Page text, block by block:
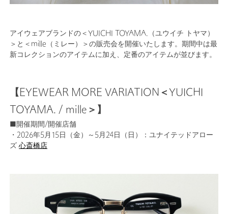
アイウェアブランドの＜YUICHI TOYAMA.（ユウイチ トヤマ）
＞と＜mille（ミレー）＞の販売会を開催いたします。期間中は最
新コレクションのアイテムに加え、定番のアイテムが並びます。
【EYEWEAR MORE VARIATION＜YUICHI
TOYAMA. / mille＞】
■開催期間/開催店舗
・2026年5月15日（金）～5月24日（日）：ユナイテッドアロー
ズ心斎橋店